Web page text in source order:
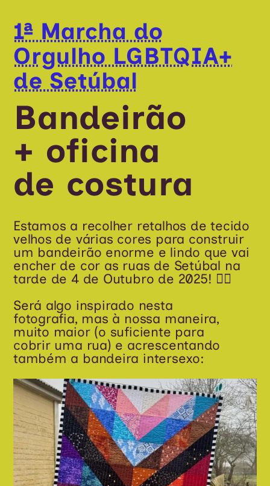
1ª Marcha do
Orgulho LGBTQIA+
de Setúbal
Bandeirão
+ oficina
de costura
Estamos a recolher retalhos de tecido
velhos de várias cores para construir
um bandeirão enorme e lindo que vai
encher de cor as ruas de Setúbal na
tarde de 4 de Outubro de 2025! 🏳️‍🌈
Será algo inspirado nesta
fotografia, mas à nossa maneira,
muito maior (o suficiente para
cobrir uma rua) e acrescentando
também a bandeira intersexo: